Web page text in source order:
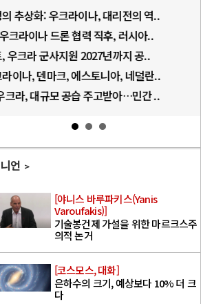
추상화: 우크라이나, 대리전의 역..
크라이나 드론 협력 직후, 러시아..
우크라 군사지원 2027년까지 공..
이나, 덴마크, 에스토니아, 네덜란..
크라, 대규모 공습 주고받아…민간 ..
언
[야니스 바루파키스(Yanis
Varoufakis)]
기술봉건제 가설을 위한 마르크스주
의적 논거
[코스모스, 대화]
은하수의 크기, 예상보다 10% 더 크
다